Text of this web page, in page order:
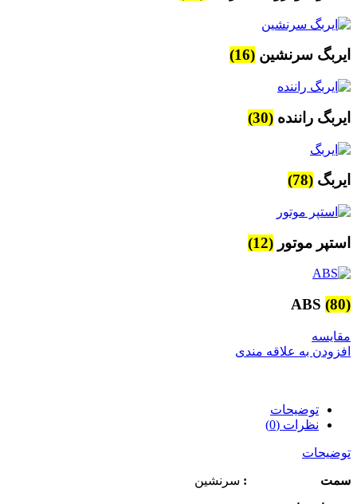
ایربگ سرنشین (16)
ایربگ راننده (30)
ایربگ (78)
استپر موتور (12)
ABS (80)
مقایسه
افزودن به علاقه مندی
توضیحات
نظرات (0)
توضیحات
سمت : سرنشین